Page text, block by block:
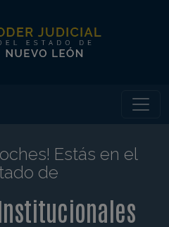
! Estás en el
de